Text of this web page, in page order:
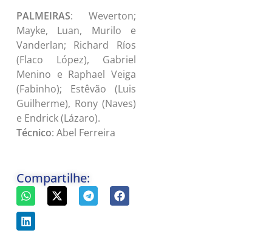
PALMEIRAS: Weverton;
Mayke, Luan, Murilo e
Vanderlan; Richard Ríos
(Flaco López), Gabriel
Menino e Raphael Veiga
(Fabinho); Estêvão (Luis
Guilherme), Rony (Naves)
e Endrick (Lázaro).
Técnico: Abel Ferreira
Compartilhe: